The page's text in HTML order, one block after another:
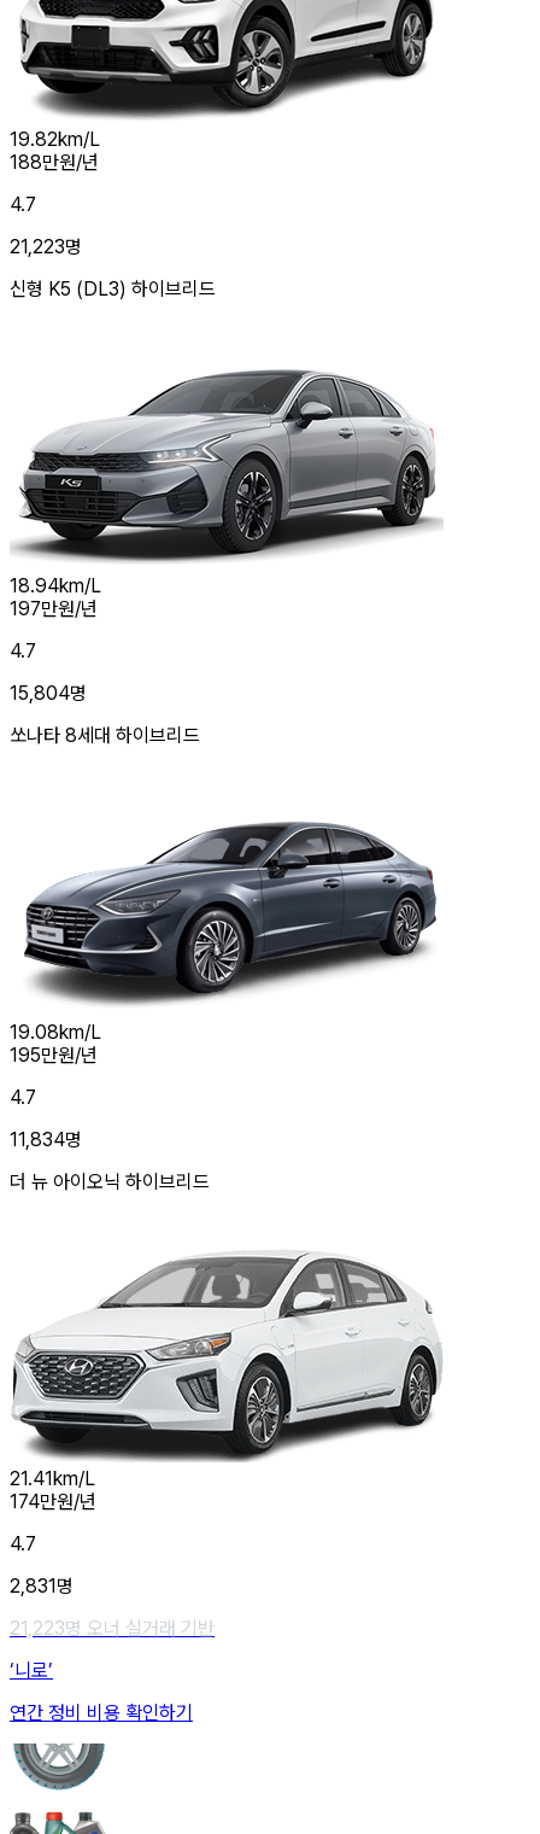
19.82km/L
188만원/년
4.7
21,223명
신형 K5 (DL3) 하이브리드
18.94km/L
197만원/년
4.7
15,804명
쏘나타 8세대 하이브리드
19.08km/L
195만원/년
4.7
11,834명
더 뉴 아이오닉 하이브리드
21.41km/L
174만원/년
4.7
2,831명
21,223명 오너 실거래 기반
‘니로’
연간 정비 비용 확인하기